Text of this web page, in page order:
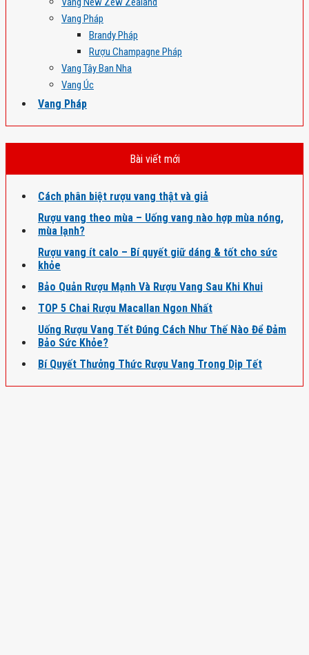
Vang Pháp
Brandy Pháp
Rượu Champagne Pháp
Vang Tây Ban Nha
Vang Úc
Vang Pháp
Bài viết mới
Cách phân biệt rượu vang thật và giả
Rượu vang theo mùa – Uống vang nào hợp mùa nóng,
mùa lạnh?
Rượu vang ít calo – Bí quyết giữ dáng & tốt cho sức
khỏe
Bảo Quản Rượu Mạnh Và Rượu Vang Sau Khi Khui
TOP 5 Chai Rượu Macallan Ngon Nhất
Uống Rượu Vang Tết Đúng Cách Như Thế Nào Để Đảm
Bảo Sức Khỏe?
Bí Quyết Thưởng Thức Rượu Vang Trong Dịp Tết